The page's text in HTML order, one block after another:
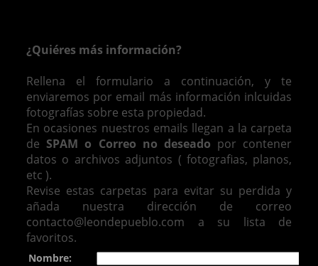
¿Quiéres más información?
Rellena el formulario a continuación, y te
enviaremos por email más información inlcuidas
fotografías sobre esta propiedad.
En ocasiones nuestros emails llegan a la carpeta
de SPAM o Correo no deseado por contener
datos o archivos adjuntos ( fotografias, planos,
etc ).
Revise estas carpetas para evitar su perdida y
añada nuestra dirección de correo
contacto@leondepueblo.com a su lista de
favoritos.
Nombre: